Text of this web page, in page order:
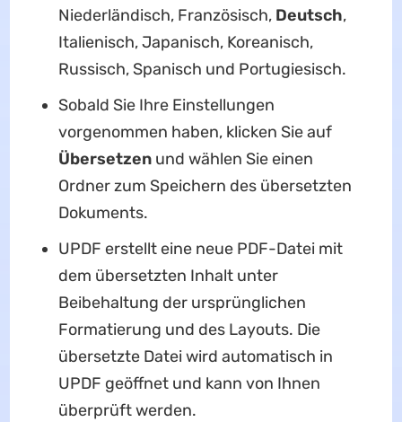
Niederländisch, Französisch, Deutsch,
Italienisch, Japanisch, Koreanisch,
Russisch, Spanisch und Portugiesisch.
Sobald Sie Ihre Einstellungen
vorgenommen haben, klicken Sie auf
Übersetzenund wählen Sie einen
Ordner zum Speichern des übersetzten
Dokuments.
UPDF erstellt eine neue PDF-Datei mit
dem übersetzten Inhalt unter
Beibehaltung der ursprünglichen
Formatierung und des Layouts. Die
übersetzte Datei wird automatisch in
UPDF geöffnet und kann von Ihnen
überprüft werden.